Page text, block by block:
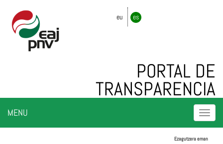
eu es
PORTAL DE
TRANSPARENCIA
MENU
Ezagutzera eman